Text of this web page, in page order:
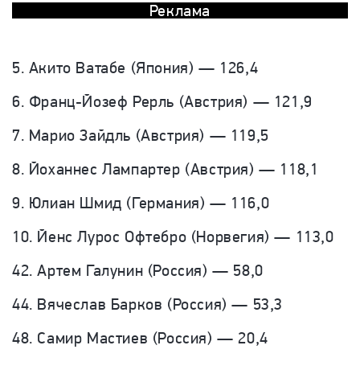
Реклама
5. Акито Ватабе (Япония) — 126,4
6. Франц-Йозеф Рерль (Австрия) — 121,9
7. Марио Зайдль (Австрия) — 119,5
8. Йоханнес Лампартер (Австрия) — 118,1
9. Юлиан Шмид (Германия) — 116,0
10. Йенс Лурос Офтебро (Норвегия) — 113,0
42. Артем Галунин (Россия) — 58,0
44. Вячеслав Барков (Россия) — 53,3
48. Самир Мастиев (Россия) — 20,4